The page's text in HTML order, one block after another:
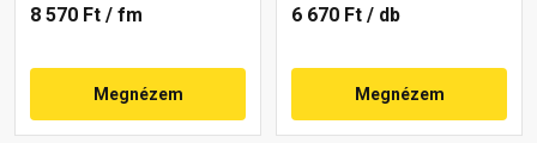
8 570 Ft / fm
Megnézem
6 670 Ft / db
Megnézem